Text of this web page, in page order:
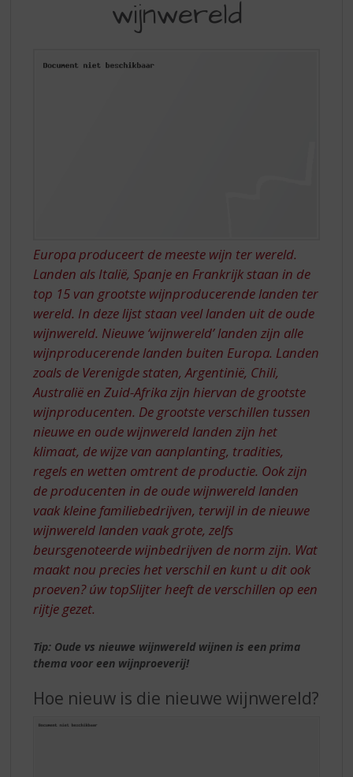
WIJNWERELD
wijnwereld
Europa produceert de meeste wijn ter wereld.
Landen als Italië, Spanje en Frankrijk staan in de
top 15 van grootste wijnproducerende landen ter
wereld. In deze lijst staan veel landen uit de oude
wijnwereld. Nieuwe ‘wijnwereld’ landen zijn alle
wijnproducerende landen buiten Europa. Landen
zoals de Verenigde staten, Argentinië, Chili,
Australië en Zuid-Afrika zijn hiervan de grootste
wijnproducenten. De grootste verschillen tussen
nieuwe en oude wijnwereld landen zijn het
klimaat, de wijze van aanplanting, tradities,
regels en wetten omtrent de productie. Ook zijn
de producenten in de oude wijnwereld landen
vaak kleine familiebedrijven, terwijl in de nieuwe
wijnwereld landen vaak grote, zelfs
beursgenoteerde wijnbedrijven de norm zijn. Wat
maakt nou precies het verschil en kunt u dit ook
proeven? úw topSlijter heeft de verschillen op een
rijtje gezet.
Tip: Oude vs nieuwe wijnwereld wijnen is een prima
thema voor een wijnproeverij!
Hoe nieuw is die nieuwe wijnwereld?